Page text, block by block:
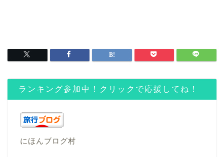
ランキング参加中！クリックで応援してね！
にほんブログ村